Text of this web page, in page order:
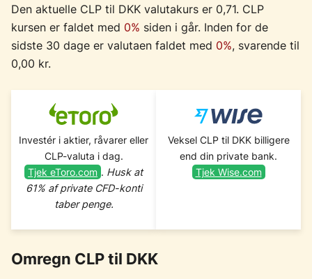
Den aktuelle CLP til DKK valutakurs er 0,71. CLP
kursen er faldet med 0% siden i går. Inden for de
sidste 30 dage er valutaen faldet med 0%, svarende til
0,00 kr.
Investér i aktier, råvarer eller
CLP-valuta i dag.
Tjek eToro.com . Husk at
61% af private CFD-konti
taber penge.
Veksel CLP til DKK billigere
end din private bank.
Tjek Wise.com
Omregn CLP til DKK